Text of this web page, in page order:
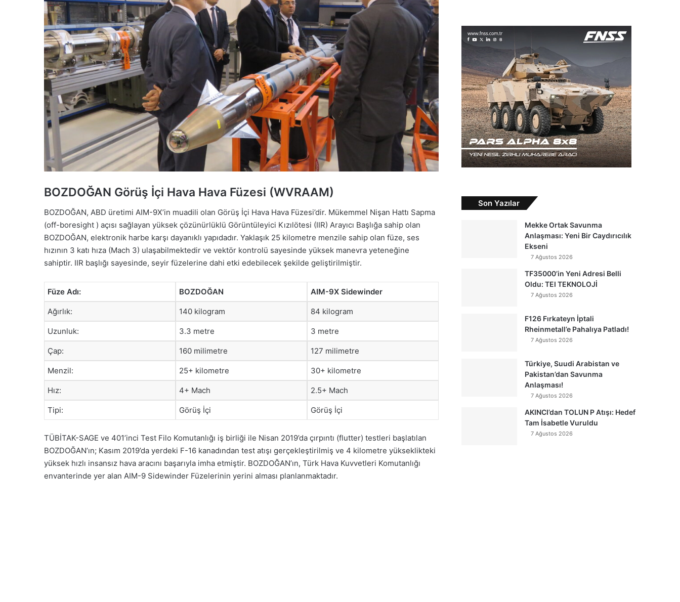
BOZDOĞAN Görüş İçi Hava Hava Füzesi (WVRAAM)
BOZDOĞAN, ABD üretimi AIM-9X’in muadili olan Görüş İçi Hava Hava Füzesi’dir. Mükemmel Nişan Hattı Sapma
(off-boresight ) açısı sağlayan yüksek çözünürlüklü Görüntüleyici Kızılötesi (IIR) Arayıcı Başlığa sahip olan
BOZDOĞAN, elektronik harbe karşı dayanıklı yapıdadır. Yaklaşık 25 kilometre menzile sahip olan füze, ses
hızının 3 katı hıza (Mach 3) ulaşabilmektedir ve vektör kontrolü sayesinde yüksek manevra yeteneğine
sahiptir. IIR başlığı sayesinde, seyir füzelerine dahi etki edebilecek şekilde geliştirilmiştir.
Füze Adı: BOZDOĞAN AIM-9X Sidewinder
Ağırlık: 140 kilogram 84 kilogram
Uzunluk: 3.3 metre 3 metre
Çap: 160 milimetre 127 milimetre
Menzil: 25+ kilometre 30+ kilometre
Hız: 4+ Mach 2.5+ Mach
Tipi: Görüş İçi Görüş İçi
TÜBİTAK-SAGE ve 401’inci Test Filo Komutanlığı iş birliği ile Nisan 2019’da çırpıntı (flutter) testleri başlatılan
BOZDOĞAN’ın; Kasım 2019’da yerdeki F-16 kanadından test atışı gerçekleştirilmiş ve 4 kilometre yükseklikteki
yüksek hızlı insansız hava aracını başarıyla imha etmiştir. BOZDOĞAN’ın, Türk Hava Kuvvetleri Komutanlığı
envanterinde yer alan AIM-9 Sidewinder Füzelerinin yerini alması planlanmaktadır.
Son Yazılar
Mekke Ortak Savunma
Anlaşması: Yeni Bir Caydırıcılık
Ekseni
7 Ağustos 2026
TF35000’in Yeni Adresi Belli
Oldu: TEI TEKNOLOJİ
7 Ağustos 2026
F126 Fırkateyn İptali
Rheinmetall’e Pahalıya Patladı!
7 Ağustos 2026
Türkiye, Suudi Arabistan ve
Pakistan’dan Savunma
Anlaşması!
7 Ağustos 2026
AKINCI’dan TOLUN P Atışı: Hedef
Tam İsabetle Vuruldu
7 Ağustos 2026